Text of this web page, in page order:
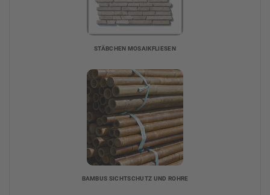
STÄBCHEN MOSAIKFLIESEN
BAMBUS SICHTSCHUTZ UND ROHRE